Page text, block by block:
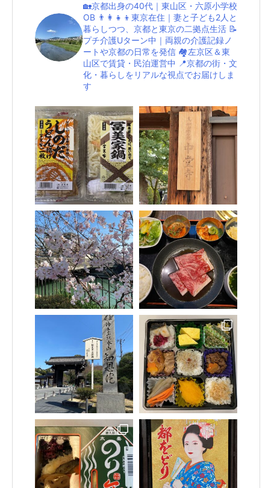
🏡京都出身の40代｜東山区・六原小学校
OB 👨‍👩‍👧‍👦東京在住｜妻と子ども2人と
暮らしつつ、京都と東京の二拠点生活 📝
プチ介護Uターン中｜両親の介護記録ノ
ートや京都の日常を発信 🏘左京区＆東
山区で賃貸・民泊運営中 📍京都の街・文
化・暮らしをリアルな視点でお届けしま
す